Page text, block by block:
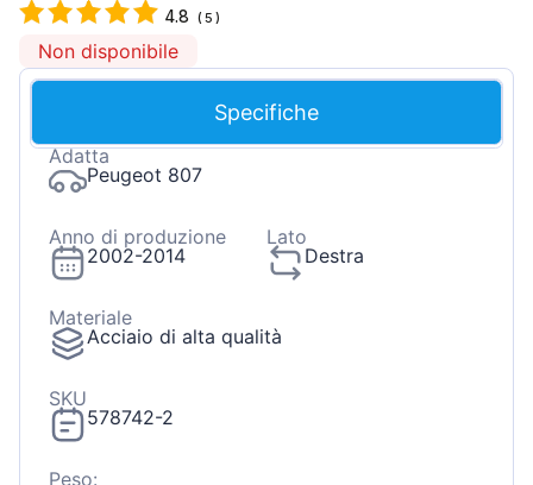
4.8 (5 )
Non disponibile
Specifiche
Adatta
Peugeot 807
Anno di produzione
2002-2014
Lato
Destra
Materiale
Acciaio di alta qualità
SKU
578742-2
Peso: